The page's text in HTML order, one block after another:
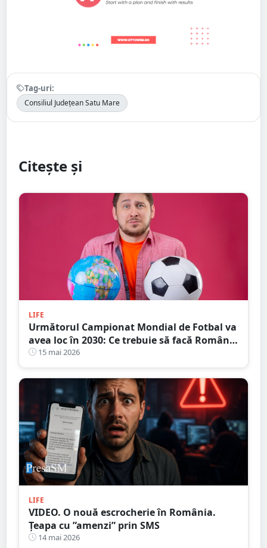
Tag-uri:
Consiliul Județean Satu Mare
Citește și
LIFE
Următorul Campionat Mondial de Fotbal va
avea loc în 2030: Ce trebuie să facă România
de acum?
15 mai 2026
LIFE
VIDEO. O nouă escrocherie în România.
Țeapa cu ”amenzi” prin SMS
14 mai 2026